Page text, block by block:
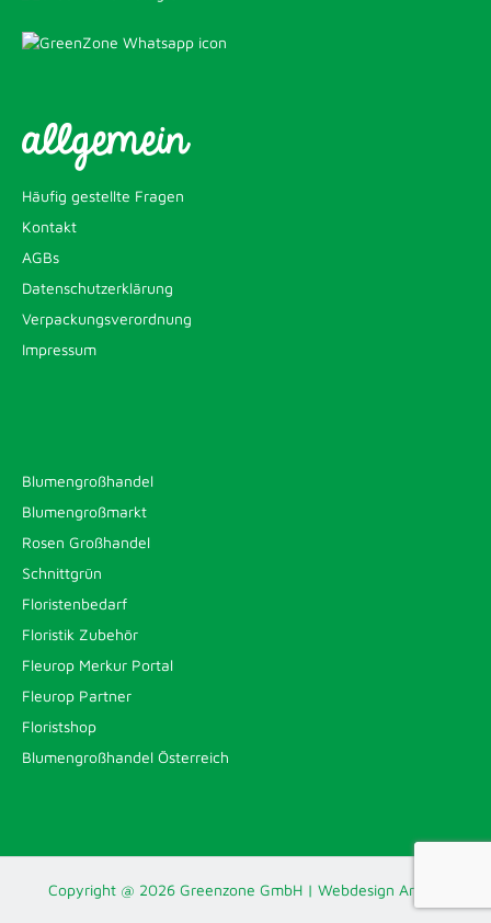
allgemein
Häufig gestellte Fragen
Kontakt
AGBs
Datenschutzerklärung
Verpackungsverordnung
Impressum
Blumengroßhandel
Blumengroßmarkt
Rosen Großhandel
Schnittgrün
Floristenbedarf
Floristik Zubehör
Fleurop Merkur Portal
Fleurop Partner
Floristshop
Blumengroßhandel Österreich
Copyright @ 2026 Greenzone GmbH | Webdesign Artline